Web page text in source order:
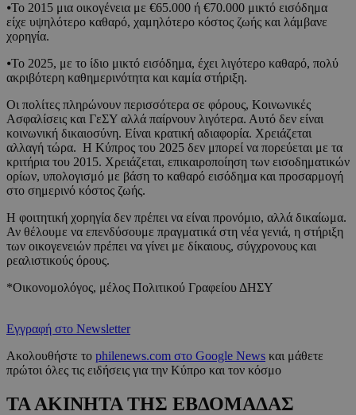
⦁Το 2015 μια οικογένεια με €65.000 ή €70.000 μικτό εισόδημα
είχε υψηλότερο καθαρό, χαμηλότερο κόστος ζωής και λάμβανε
χορηγία.
⦁Το 2025, με το ίδιο μικτό εισόδημα, έχει λιγότερο καθαρό, πολύ
ακριβότερη καθημερινότητα και καμία στήριξη.
Οι πολίτες πληρώνουν περισσότερα σε φόρους, Κοινωνικές
Ασφαλίσεις και ΓεΣΥ αλλά παίρνουν λιγότερα. Αυτό δεν είναι
κοινωνική δικαιοσύνη. Είναι κρατική αδιαφορία. Χρειάζεται
αλλαγή τώρα. Η Κύπρος του 2025 δεν μπορεί να πορεύεται με τα
κριτήρια του 2015. Χρειάζεται, επικαιροποίηση των εισοδηματικών
ορίων, υπολογισμό με βάση το καθαρό εισόδημα και προσαρμογή
στο σημερινό κόστος ζωής.
Η φοιτητική χορηγία δεν πρέπει να είναι προνόμιο, αλλά δικαίωμα.
Αν θέλουμε να επενδύσουμε πραγματικά στη νέα γενιά, η στήριξη
των οικογενειών πρέπει να γίνει με δίκαιους, σύγχρονους και
ρεαλιστικούς όρους.
*Οικονομολόγος, μέλος Πολιτικού Γραφείου ΔΗΣΥ
Εγγραφή στο Newsletter
Ακολουθήστε το philenews.com στο Google News και μάθετε
πρώτοι όλες τις ειδήσεις για την Κύπρο και τον κόσμο
ΤΑ ΑΚΙΝΗΤΑ ΤΗΣ ΕΒΔΟΜΑΔΑΣ